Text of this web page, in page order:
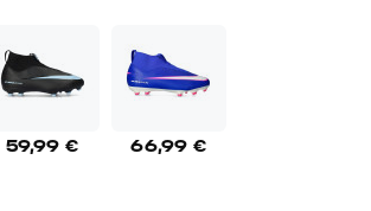
59,99 € 66,99 €